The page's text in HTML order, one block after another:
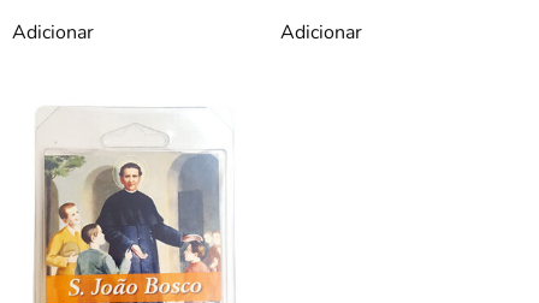
Adicionar Adicionar